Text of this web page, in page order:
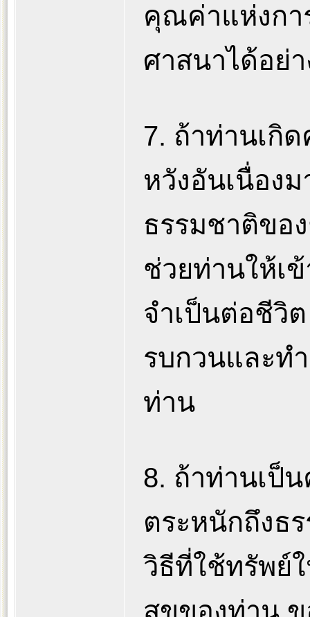
คุณค่าแห่งกา
ศาสนาได้อย่
7. ถ้าท่านเกิ
หวังอันเนื่อง
ธรรมชาติขอ
ช่วยท่านให้เ
จำเป็นต่อชีวิ
รบกวนและท
ท่าน
8. ถ้าท่านเป็
ตระหนักถึงธ
วิธีที่ใช้ทรัพย์
สุขของท่าน